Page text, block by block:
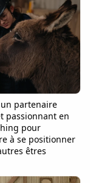
un partenaire
passionnant en
pour
à se positionner
êtres